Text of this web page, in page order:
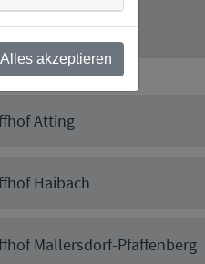
Atting
Haibach
Mallersdorf-Pfaffenberg
Alles akzeptieren